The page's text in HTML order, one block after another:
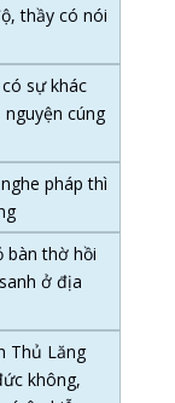
thầy có nói
sự khác
cúng
pháp thì
bàn thờ hồi
ở địa
Thủ Lăng
không,